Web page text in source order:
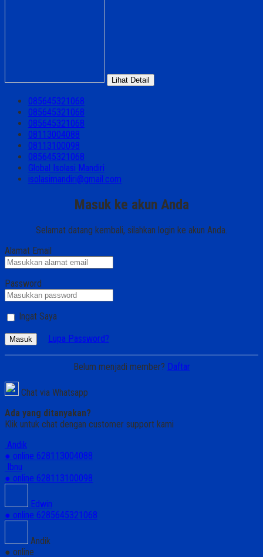
Lihat Detail
085645321068
085645321068
085645321068
08113004088
08113100098
085645321068
Global Isolasi Mandiri
isolasimandiri@gmail.com
Masuk ke akun Anda
Selamat datang kembali, silahkan login ke akun Anda.
Alamat Email
Password
Ingat Saya
Masuk Lupa Password?
Belum menjadi member? Daftar
Chat via Whatsapp
Ada yang ditanyakan?
Klik untuk chat dengan customer support kami
Andik
● online 628113004088
Ibnu
● online 628113100098
Edwin
● online 6285645321068
Andik
● online